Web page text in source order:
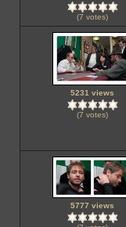
(7 votes)
5231 views
(7 votes)
5777 views